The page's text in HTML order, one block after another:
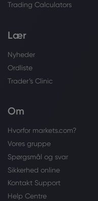
Trading Calculators
Lær
Nyheder
Ordliste
Trader’s Clinic
Om
Hvorfor markets.com?
Vores gruppe
Spørgsmål og svar
Sikkerhed online
Kontakt Support
Help Centre